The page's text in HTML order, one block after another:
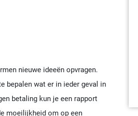
nieuwe ideeën opvragen.
bepalen wat er in ieder geval in
betaling kun je een rapport
moeilijkheid om op een